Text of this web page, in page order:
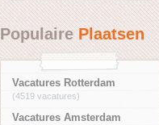
Populaire Plaatsen
Vacatures Rotterdam
(4519 vacatures)
Vacatures Amsterdam